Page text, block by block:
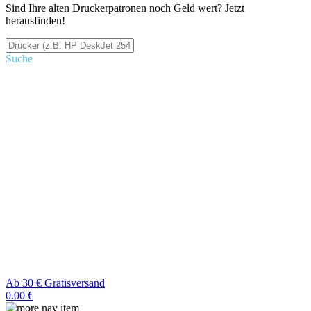
Sind Ihre alten Druckerpatronen noch Geld wert? Jetzt
herausfinden!
Suche
Ab 30 € Gratisversand
0.00 €